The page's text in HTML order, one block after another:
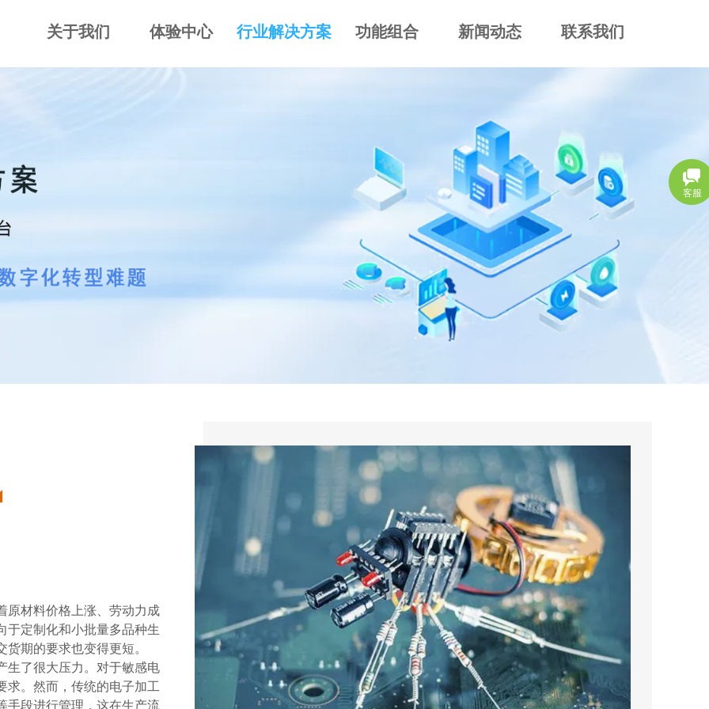
关于我们 体验中心 行业解决方案 功能组合 新闻动态 联系我们
原材料价格上涨、劳动力成
于定制化和小批量多品种生
期的要求也变得更短。
生了很大压力。对于敏感电
求。然而，传统的电子加工
手段进行管理，这在生产流
客服